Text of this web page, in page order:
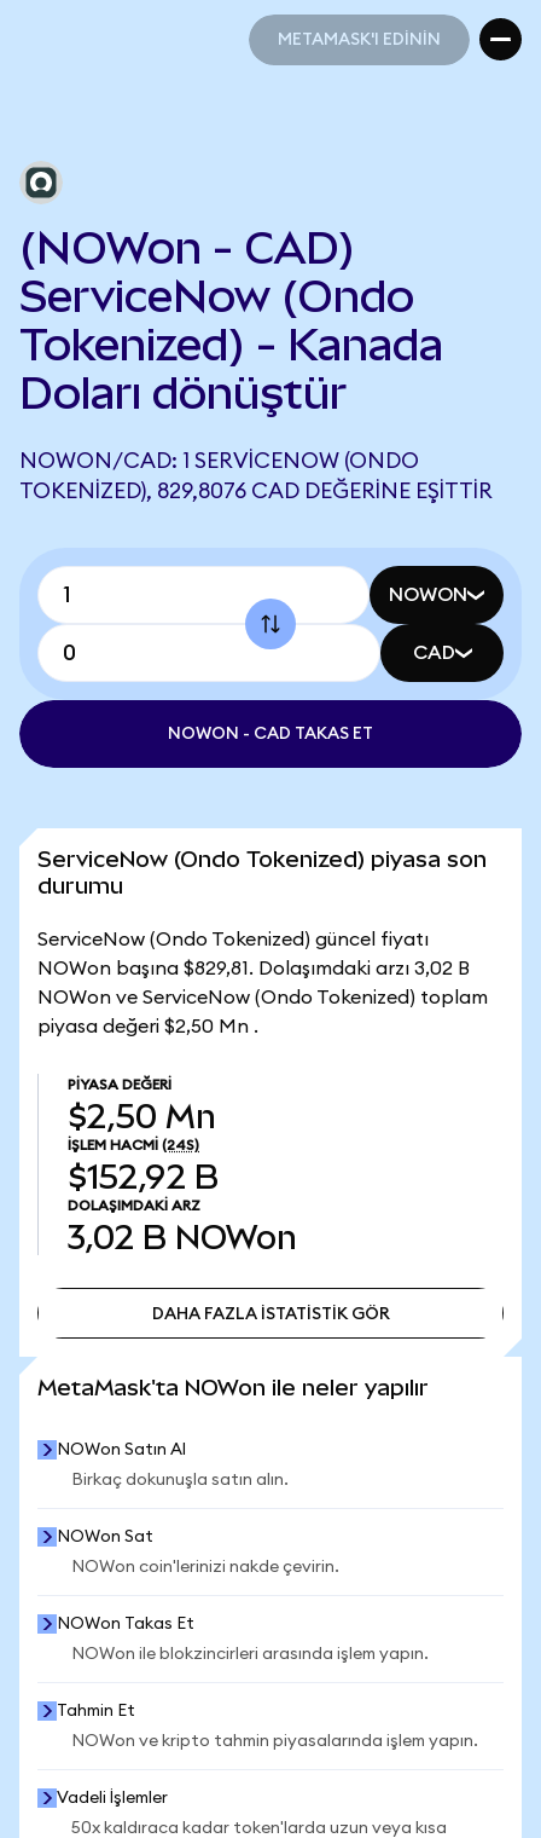
METAMASK'I EDİNİN
(NOWon - CAD)
ServiceNow (Ondo
Tokenized) - Kanada
Doları dönüştür
NOWON/CAD: 1 SERVICENOW (ONDO
TOKENIZED), 829,8076 CAD DEĞERINE EŞITTIR
NOWON
CAD
NOWON - CAD TAKAS ET
ServiceNow (Ondo Tokenized) piyasa son
durumu
ServiceNow (Ondo Tokenized) güncel fiyatı
NOWon başına $829,81. Dolaşımdaki arzı 3,02 B
NOWon ve ServiceNow (Ondo Tokenized) toplam
piyasa değeri $2,50 Mn .
PIYASA DEĞERI
$2,50 Mn
İŞLEM HACMI (24S)
$152,92 B
DOLAŞIMDAKI ARZ
3,02 B NOWon
DAHA FAZLA İSTATİSTİK GÖR
MetaMask'ta NOWon ile neler yapılır
NOWon Satın Al
Birkaç dokunuşla satın alın.
NOWon Sat
NOWon coin'lerinizi nakde çevirin.
NOWon Takas Et
NOWon ile blokzincirleri arasında işlem yapın.
Tahmin Et
NOWon ve kripto tahmin piyasalarında işlem yapın.
Vadeli İşlemler
50x kaldıraca kadar token'larda uzun veya kısa